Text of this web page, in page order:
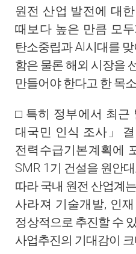
원전 산업 발전에 대
때보다 높은 만큼 모
탄소중립과AI시대를
함은 물론 해외 시장을
만들어야 한다고 한 목
□ 특히 정부에서 최근
대국민 인식 조사 」 결
전력수급기본계획에
SMR 1 기 건설을 원안
따라 국내 원전 산업계는
사라져 기술개발, 인
정상적으로 추진할 수
사업추진의 기대감이